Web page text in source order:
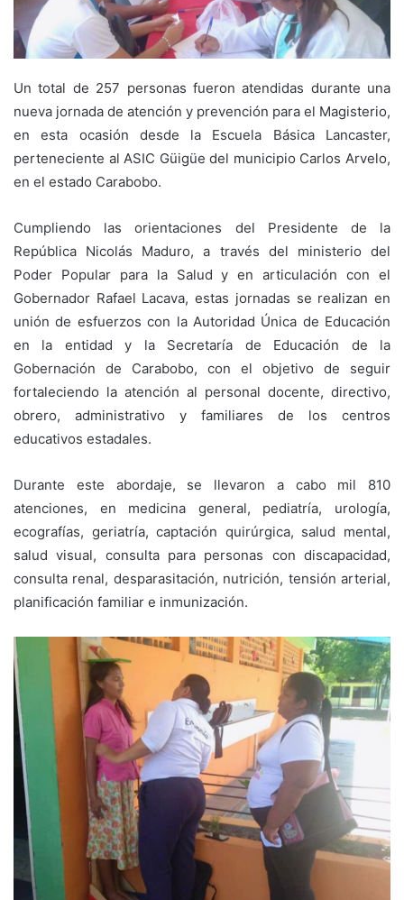
Un total de 257 personas fueron atendidas durante una
nueva jornada de atención y prevención para el Magisterio,
en esta ocasión desde la Escuela Básica Lancaster,
perteneciente al ASIC Güigüe del municipio Carlos Arvelo,
en el estado Carabobo.
Cumpliendo las orientaciones del Presidente de la
República Nicolás Maduro, a través del ministerio del
Poder Popular para la Salud y en articulación con el
Gobernador Rafael Lacava, estas jornadas se realizan en
unión de esfuerzos con la Autoridad Única de Educación
en la entidad y la Secretaría de Educación de la
Gobernación de Carabobo, con el objetivo de seguir
fortaleciendo la atención al personal docente, directivo,
obrero, administrativo y familiares de los centros
educativos estadales.
Durante este abordaje, se llevaron a cabo mil 810
atenciones, en medicina general, pediatría, urología,
ecografías, geriatría, captación quirúrgica, salud mental,
salud visual, consulta para personas con discapacidad,
consulta renal, desparasitación, nutrición, tensión arterial,
planificación familiar e inmunización.